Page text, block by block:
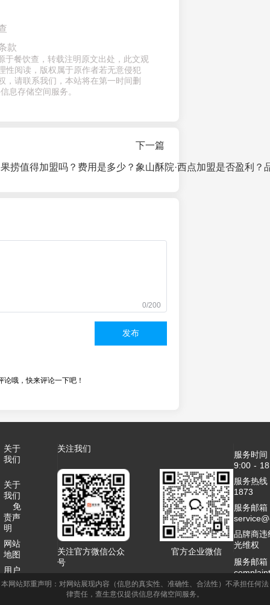
款
于餐饮查，转载注明原文出处，此文观
性阅读，版权属于原作者若无意侵犯
，请联系我们，本站将在第一时间删
息存储空间服务。
捞值得加盟吗？费用是多少？
下一篇
象山酥院·西点加盟是否盈利？
0/200
发布
论哦，快来评论一下吧！
关于
我们
关于
我们
免
责声
明
网站
地图
用户
协议
关注我们
关注官方微信公众
号
官方企业微信
服务时
9:00 -
服务热
1873
服务邮箱
品牌商违
光维权
服务邮箱
客服QQ
本网站郑重声明：对网站展现内容（信息的真实性、准确性、合法性）不承担任何法
律责任，查生意仅提供信息存储空间服务。